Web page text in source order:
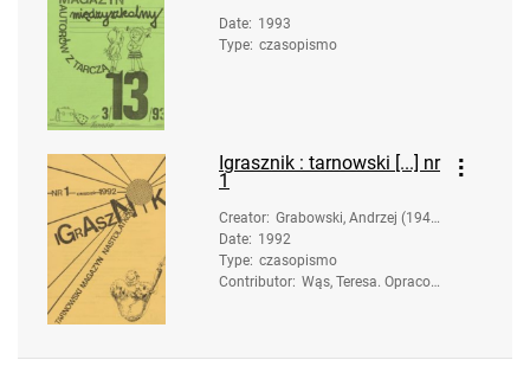
Date: 1993
Type: czasopismo
Igrasznik : tarnowski [...] nr
1
Creator: Grabowski, Andrzej (1947
- ). Opracowanie
Date: 1992
Type: czasopismo
Contributor: Wąs, Teresa. Opracow